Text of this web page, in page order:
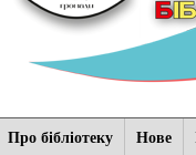
Про бібліотеку Нове